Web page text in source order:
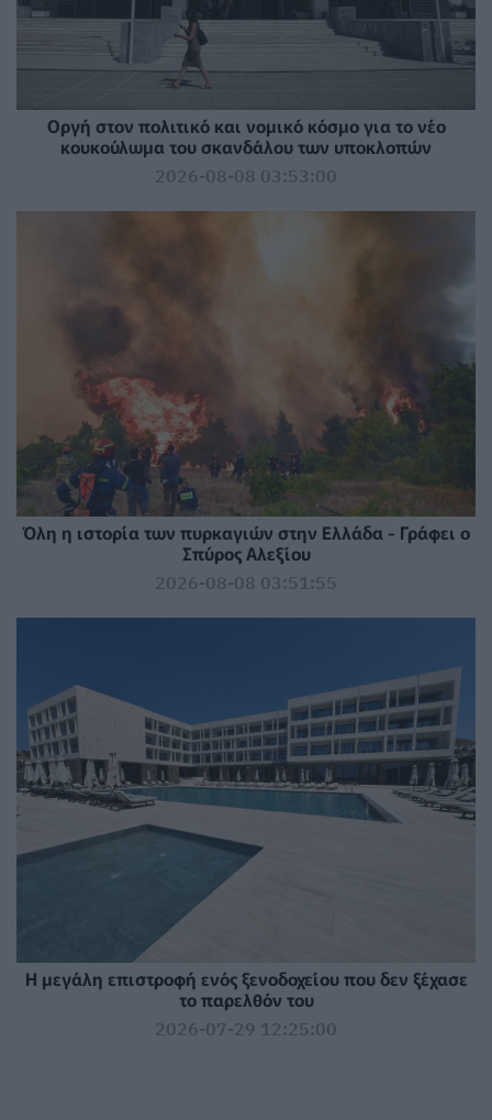
Οργή στον πολιτικό και νομικό κόσμο για το νέο
κουκούλωμα του σκανδάλου των υποκλοπών
2026-08-08 03:53:00
Όλη η ιστορία των πυρκαγιών στην Ελλάδα - Γράφει ο
Σπύρος Αλεξίου
2026-08-08 03:51:55
Η μεγάλη επιστροφή ενός ξενοδοχείου που δεν ξέχασε
το παρελθόν του
2026-07-29 12:25:00